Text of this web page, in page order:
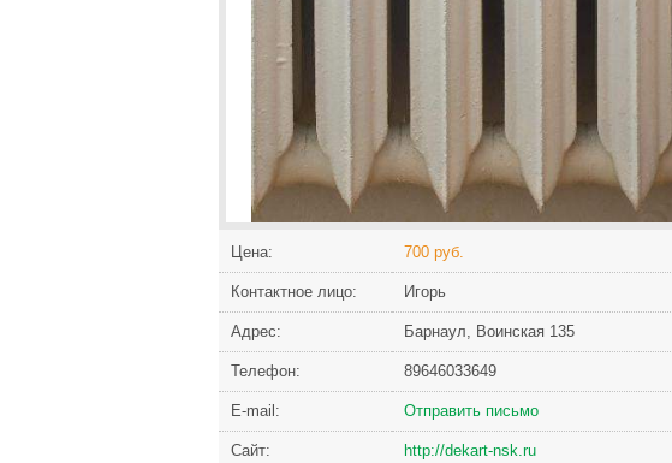
Цена: 700 руб.
Контактное лицо: Игорь
Адрес: Барнаул, Воинская 135
Телефон: 89646033649
Е-mail: Отправить письмо
Сайт: http://dekart-nsk.ru